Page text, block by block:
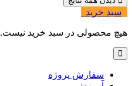
سبد خرید
هیچ محصولی در سبد خرید نیست.
سفارش پروژه